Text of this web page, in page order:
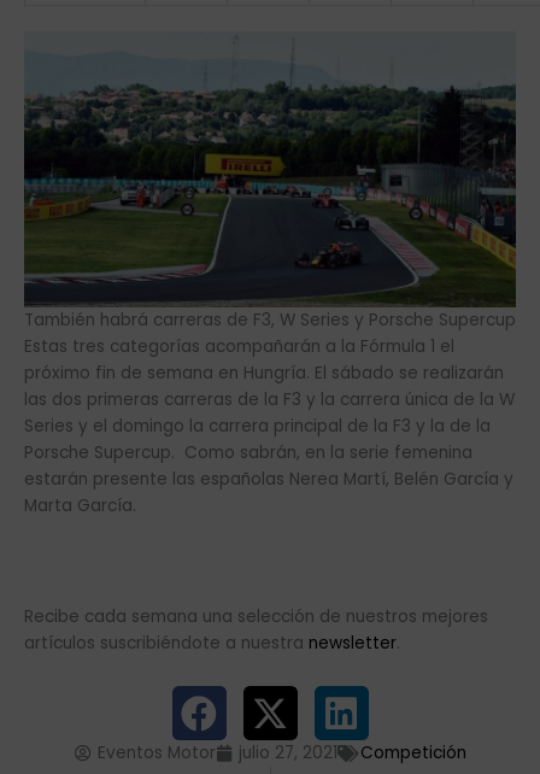
También habrá carreras de F3, W Series y Porsche Supercup
Estas tres categorías acompañarán a la Fórmula 1 el
próximo fin de semana en Hungría. El sábado se realizarán
las dos primeras carreras de la F3 y la carrera única de la W
Series y el domingo la carrera principal de la F3 y la de la
Porsche Supercup. Como sabrán, en la serie femenina
estarán presente las españolas Nerea Martí, Belén García y
Marta García.
Recibe cada semana una selección de nuestros mejores
artículos suscribiéndote a nuestra newsletter.
Eventos Motor julio 27, 2021 Competición